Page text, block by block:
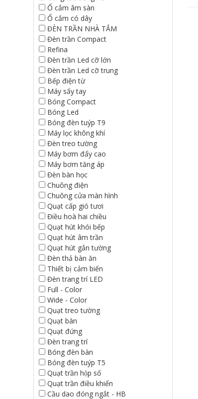
Ổ cắm âm sàn
Ổ cắm có dây
ĐÈN TRẦN NHÀ TẮM
Đèn trần Compact
Refina
Đèn trần Led cỡ lớn
Đèn trần Led cỡ trung
Bếp điện từ
Máy sấy tay
Bóng Compact
Bóng Led
Bóng đèn tuýp T9
Máy lọc không khí
Đèn treo tường
Máy bơm đẩy cao
Máy bơm tăng áp
Đèn bàn học
Chuông điện
Chuông cửa màn hình
Quạt cấp gió tươi
Điều hoà hai chiều
Quạt hút khói bếp
Quạt hút âm trần
Quạt hút gắn tường
Đèn thả bàn ăn
Thiết bị cảm biến
Đèn trang trí LED
Full - Color
Wide - Color
Quạt treo tường
Quạt bàn
Quạt đứng
Đèn trang trí
Bóng đèn bàn
Bóng đèn tuýp T5
Quạt trần hộp số
Quạt trần điều khiển
Cầu dao đóng ngắt - HB